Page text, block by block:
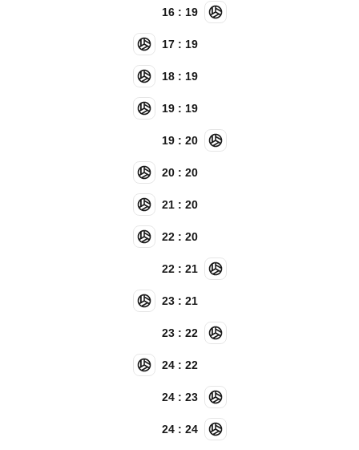
16 : 19
17 : 19
18 : 19
19 : 19
19 : 20
20 : 20
21 : 20
22 : 20
22 : 21
23 : 21
23 : 22
24 : 22
24 : 23
24 : 24